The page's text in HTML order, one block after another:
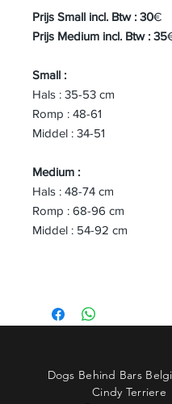
Prijs Small incl. Btw : 30€
Prijs Medium incl. Btw : 35
Small :
Hals : 35-53 cm
Romp : 48-61
Middel : 34-51
Medium :
Hals : 48-74 cm
Romp : 68-96 cm
Middel : 54-92 cm
Dogs Behind Bars
Cindy Terriere